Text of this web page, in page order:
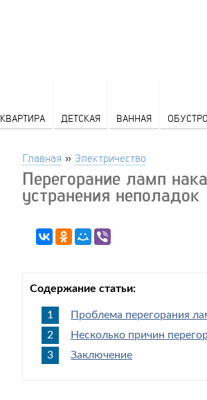
КВАРТИРА ДЕТСКАЯ ВАННАЯ
Главная » Электричество
Перегорание ламп
устранения неполадок
Содержание статьи:
Проблема перегорания
Несколько причин
Заключение